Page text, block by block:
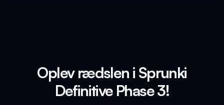
Oplev rædslen i Sprunki
Definitive Phase 3!